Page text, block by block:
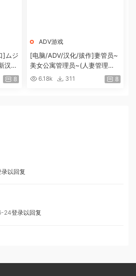
]ムジ
汉
8
ADV游戏
[电脑/ADV/汉化/拔作]妻管员~
美女公寓管理员~(人妻管理
员）1+2汉化版+攻略+存档[2.
6.18k 311 8
录以回复
24登录以回复